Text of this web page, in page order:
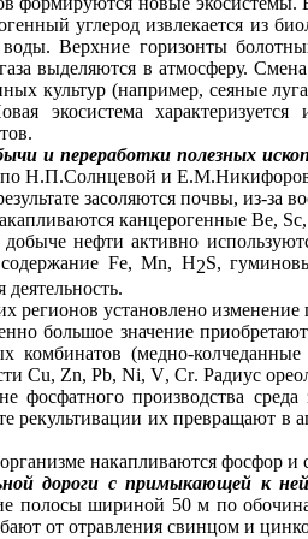
углерод извлекается из
Верхние горизонты
газа выделяются в атмосферу.
культур (например, сеяные
экосистема
и переработки полезных
Н.П.Солнцевой и
засоляются почвы, из-за
канцерогенные Be, Sc,
нефти активно
Fe,Mn, H2S,
деятельность.
регионов установлено
большое значение
комбинатов (медно-
Сu, Zn, Pb, Ni, V, Cr. Радиус
производства среда
рекультивации их превращают в
накапливаются фосфор
дороги с примыкающей к
полосы шириной 50 м по
от отравления свинцом и